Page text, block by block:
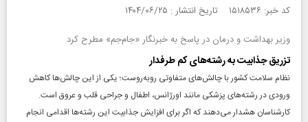
کد خبر: ۱۵۱۸۵۳۶ تاریخ انتشار : ۱۴۰۴/۰۶/۲۵
وزیر بهداشت و درمان در پاسخ به خبرنگار «جام‌جم» مطرح کرد
تزریق جذابیت به رشته‌های کم طرفدار
‌نظام سلامت کشور با چالش‌های متفاوتی روبه‌روست؛ یکی از این چالش‌ها کاهش
ورودی در رشته‌های پزشکی مانند اورژانس، اطفال و جراحی قلب و عروق است.
کارشناسان هشدار می‌دهند که اگر برای افزایش جذابیت این رشته‌ها اقدامی انجام